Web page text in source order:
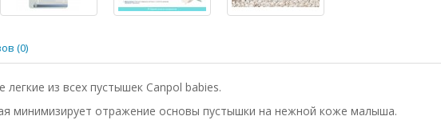
(0)
легкие из всех пустышек Canpol babies.
минимизирует отражение основы пустышки на нежной коже малыша.